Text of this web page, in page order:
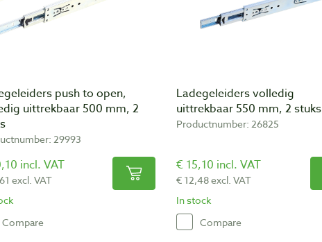
push to open,
uittrekbaar 500 mm, 2
29993
incl. VAT
excl. VAT
Compare
Ladegeleiders volledig
uittrekbaar 550 mm, 2 stuks
Productnumber: 26825
€ 15,10 incl. VAT
€ 12,48 excl. VAT
In stock
Compare